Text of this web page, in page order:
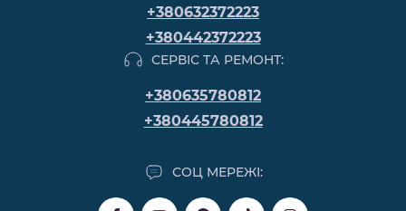
+380632372223
+380442372223
СЕРВІС ТА РЕМОНТ:
+380635780812
+380445780812
СОЦ МЕРЕЖІ: